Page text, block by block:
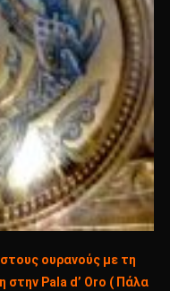
ουρανούς με τη
Pala d’ Oro ( Πάλα